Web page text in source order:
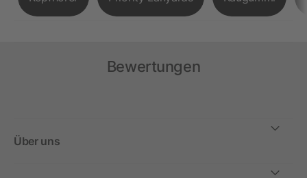
Bewertungen
Über uns